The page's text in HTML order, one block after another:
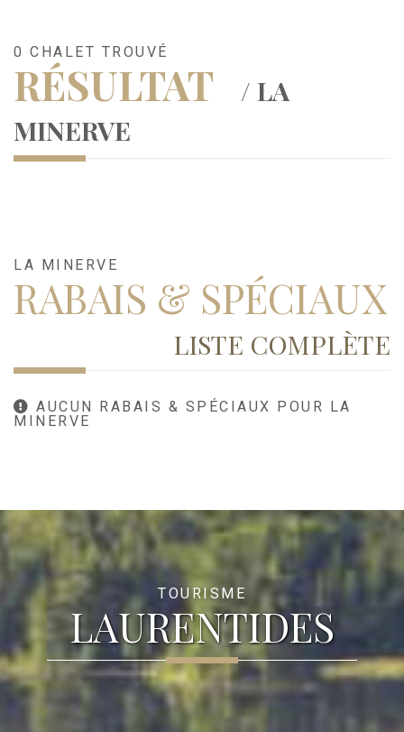
0 CHALET TROUVÉ
RÉSULTAT
/ LA
MINERVE
LA MINERVE
RABAIS & SPÉCIAUX
LISTE COMPLÈTE
AUCUN RABAIS & SPÉCIAUX POUR LA
MINERVE
TOURISME
LAURENTIDES